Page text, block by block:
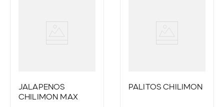
JALAPEÑOS
CHILIMON MAX
PALITOS CHILIMÓN